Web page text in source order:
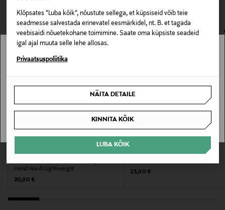
Klõpsates "Luba kõik", nõustute sellega, et küpsiseid võib teie
seadmesse salvestada erinevatel eesmärkidel, nt. B. et tagada
veebisaidi nõuetekohane toimimine. Saate oma küpsiste seadeid
igal ajal muuta selle lehe allosas.
Privaatsuspoliitika
NÄITA DETAILE
KINNITA KÕIK
LUBA KÕIK
Pakendi suurus
500 ml
Suurus
PF0101SL500RO
Tootja
COMPAGNIE DE PROVENCE
avamata originaalpakendis.
E-POE TAGASTUSED
Hand Wash Lightweight
Original Price
20,90 €
Original Price
23,90 €
Stockmann pole Sinu riigis saadaval.
SAAN ARU